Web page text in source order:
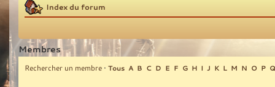
Index du forum
Membres
Rechercher un membre • Tous A B C D E F G H I J K L M N O P Q